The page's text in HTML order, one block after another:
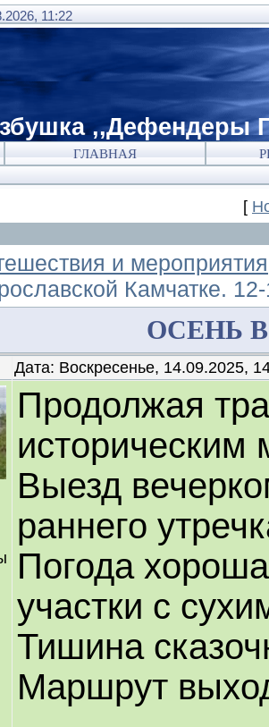
11:22
,,Дефендеры
ГЛАВНАЯ
[
и мероприятия
Камчатке.
ОСЕНЬ В
Дата: Воскресенье, 14.09.2025,
Продолжая
историческим
Выезд
раннего
Погода
участки с
Тишина
Маршрут